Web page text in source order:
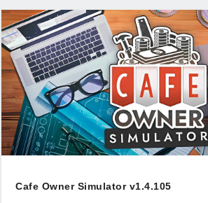
Cafe Owner Simulator v1.4.105